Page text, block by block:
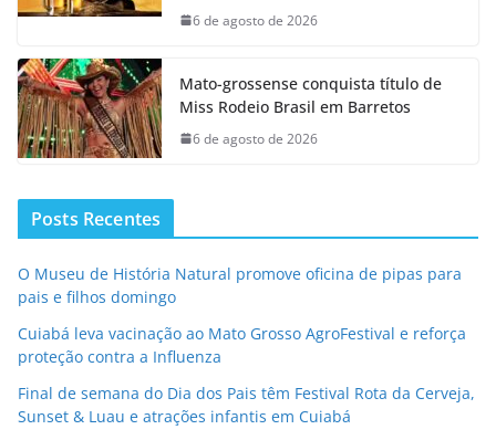
6 de agosto de 2026
Mato-grossense conquista título de
Miss Rodeio Brasil em Barretos
6 de agosto de 2026
Posts Recentes
O Museu de História Natural promove oficina de pipas para
pais e filhos domingo
Cuiabá leva vacinação ao Mato Grosso AgroFestival e reforça
proteção contra a Influenza
Final de semana do Dia dos Pais têm Festival Rota da Cerveja,
Sunset & Luau e atrações infantis em Cuiabá